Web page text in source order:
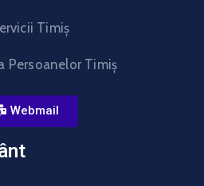
Timiş
Persoanelor Timiş
Webmail